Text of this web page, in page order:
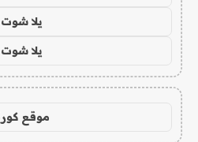
يلا شوت
يلا شوت
موقع